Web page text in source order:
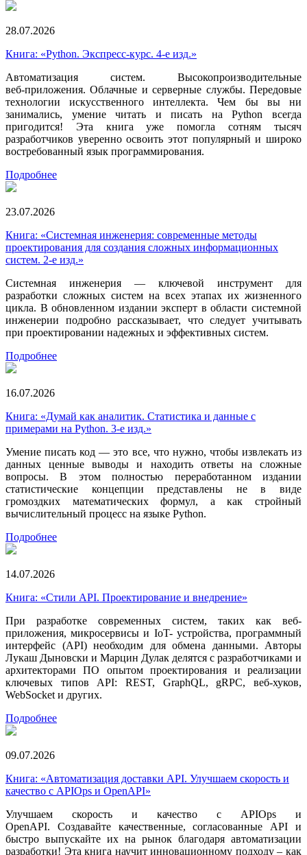
28.07.2026
Книга: «Python. Экспресс‑курс. 4-е изд.»
Автоматизация систем. Высокопроизводительные
веб‑приложения. Облачные и серверные службы. Передовые
технологии искусственного интеллекта. Чем бы вы ни
занимались, умение читать и писать на Python всегда
пригодится! Эта книга уже помогла сотням тысяч
разработчиков уверенно освоить этот популярный и широко
востребованный язык программирования.
Подробнее
23.07.2026
Книга: «Системная инженерия: современные методы
проектирования для создания сложных информационных
систем. 2-е изд.»
Системная инженерия — ключевой инструмент для
разработки сложных систем на всех этапах их жизненного
цикла. В обновленном издании эксперт в области системной
инженерии подробно рассказывает, что следует учитывать
при проектировании надежных и эффективных систем.
Подробнее
16.07.2026
Книга: «Думай как аналитик. Статистика и данные с
примерами на Python. 3-е изд.»
Умение писать код — это все, что нужно, чтобы извлекать из
данных ценные выводы и находить ответы на сложные
вопросы. В этом полностью переработанном издании
статистические концепции представлены не в виде
громоздких математических формул, а как стройный
вычислительный процесс на языке Python.
Подробнее
14.07.2026
Книга: «Стили API. Проектирование и внедрение»
При разработке современных систем, таких как веб-
приложения, микросервисы и IoT- устройства, программный
интерфейс (API) необходим для обмена данными. Авторы
Лукаш Дыновски и Марцин Дулак делятся с разработчиками и
архитекторами ПО опытом проектирования и реализации
ключевых типов API: REST, GraphQL, gRPC, веб-хуков,
WebSocket и других.
Подробнее
09.07.2026
Книга: «Автоматизация доставки API. Улучшаем скорость и
качество с APIOps и OpenAPI»
Улучшаем скорость и качество с APIOps и
OpenAPI. Создавайте качественные, согласованные API и
быстро выпускайте их на рынок благодаря автоматизации
разработки! Эта книга научит инновационному подходу – как